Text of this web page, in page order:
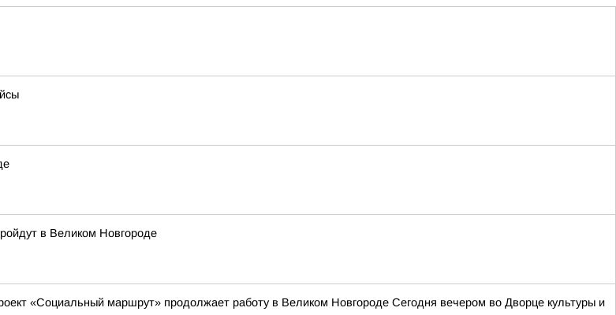
в Великом Новгороде
«Социальный маршрут» продолжает работу в Великом Новгороде Сегодня вечером во Дворце культуры и